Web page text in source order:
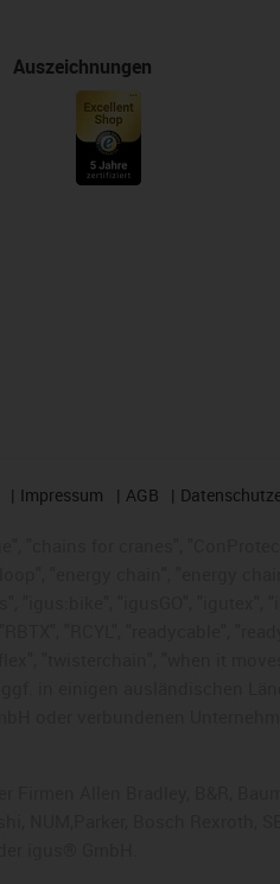
Auszeichnungen
Impressum AGB